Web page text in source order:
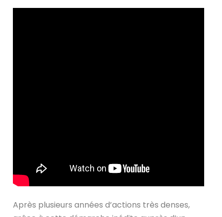
Après plusieurs années d’actions très denses,